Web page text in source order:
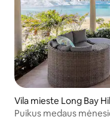
Vila mieste Long Bay
Puikus medaus